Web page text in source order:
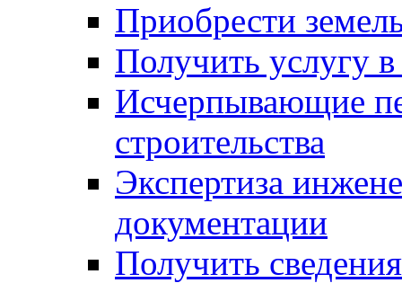
Приобрести
Получить услугу в
Исчерпывающие
строительства
Экспертиза
документации
Получить